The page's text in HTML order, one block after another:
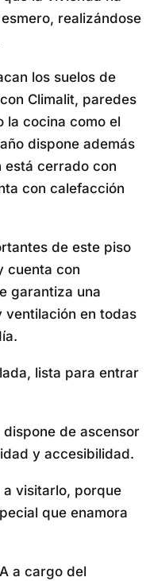
realizándose
los suelos de
Climalit, paredes
la cocina como el
dispone además
está cerrado con
con calefacción
de este piso
cuenta con
garantiza una
ventilación en todas
lista para entrar
de ascensor
y accesibilidad.
a visitarlo, porque
que enamora
a cargo del